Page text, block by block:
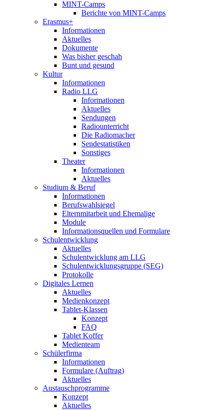
MINT-Camps
Berichte von MINT-Camps
Erasmus+
Informationen
Aktuelles
Dokumente
Was bisher geschah
Bunt und gesund
Kultur
Informationen
Radio LLG
Informationen
Aktuelles
Sendungen
Radiounterricht
Die Radiomacher
Sendestatistiken
Sonstiges
Theater
Informationen
Aktuelles
Studium & Beruf
Informationen
Berufswahlsiegel
Elternmitarbeit und Ehemalige
Module
Informationsquellen und Formulare
Schulentwicklung
Aktuelles
Schulentwicklung am LLG
Schulentwicklungsgruppe (SEG)
Protokolle
Digitales Lernen
Aktuelles
Medienkonzept
Tablet-Klassen
Konzept
FAQ
Tablet Koffer
Medienteam
Schülerfirma
Informationen
Formulare (Auftrag)
Aktuelles
Austauschprogramme
Konzept
Aktuelles